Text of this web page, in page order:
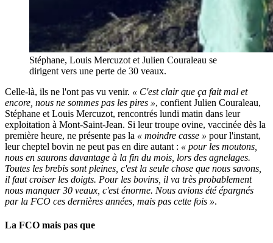
Stéphane, Louis Mercuzot et Julien Couraleau se
dirigent vers une perte de 30 veaux.
Celle-là, ils ne l'ont pas vu venir. « C'est clair que ça fait mal et
encore, nous ne sommes pas les pires », confient Julien Couraleau,
Stéphane et Louis Mercuzot, rencontrés lundi matin dans leur
exploitation à Mont-Saint-Jean. Si leur troupe ovine, vaccinée dès la
première heure, ne présente pas la « moindre casse » pour l'instant,
leur cheptel bovin ne peut pas en dire autant : « pour les moutons,
nous en saurons davantage à la fin du mois, lors des agnelages.
Toutes les brebis sont pleines, c'est la seule chose que nous savons,
il faut croiser les doigts. Pour les bovins, il va très probablement
nous manquer 30 veaux, c'est énorme. Nous avions été épargnés
par la FCO ces dernières années, mais pas cette fois ».
La FCO mais pas que